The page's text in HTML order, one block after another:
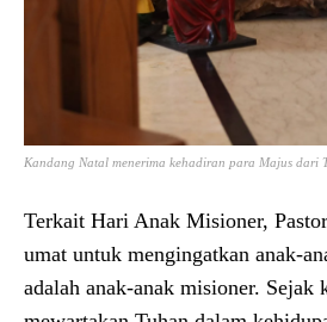
Kandang Natal menerima kehadiran para Majus dari
Terkait Hari Anak Misioner,
umat untuk mengingatkan anak-
adalah anak-anak misioner. Sejak